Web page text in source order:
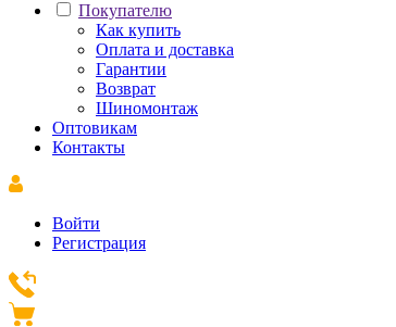
Покупателю
Как купить
Оплата и доставка
Гарантии
Возврат
Шиномонтаж
Оптовикам
Контакты
Войти
Регистрация